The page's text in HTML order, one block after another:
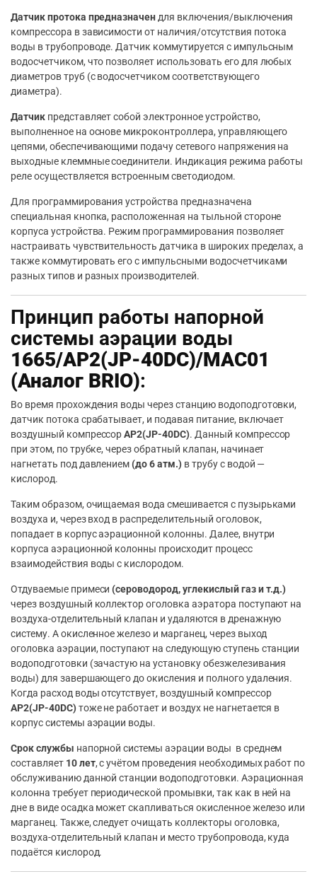
Датчик протока предназначендля включения/выключения
компрессора в зависимости от наличия/отсутствия потока
воды в трубопроводе. Датчик коммутируется с импульсным
водосчетчиком, что позволяет использовать его для любых
диаметров труб (с водосчетчиком соответствующего
диаметра).
Датчикпредставляет собой электронное устройство,
выполненное на основе микроконтроллера, управляющего
цепями, обеспечивающими подачу сетевого напряжения на
выходные клеммные соединители. Индикация режима работы
реле осуществляется встроенным светодиодом.
Для программирования устройства предназначена
специальная кнопка, расположенная на тыльной стороне
корпуса устройства. Режим программирования позволяет
настраивать чувствительность датчика в широких пределах, а
также коммутировать его с импульсными водосчетчиками
разных типов и разных производителей.
Принцип работы напорной
системы аэрации воды
1665/AP2(JP-40DC)/MAC01
(Аналог BRIO):
Во время прохождения воды через станцию водоподготовки,
датчик потока срабатывает, и подавая питание, включает
воздушный компрессорAP2(JP-40DC). Данный компрессор
при этом, по трубке, через обратный клапан, начинает
нагнетать под давлением (до 6 атм.)в трубу с водой —
кислород.
Таким образом, очищаемая вода смешивается с пузырьками
воздуха и, через вход в распределительный оголовок,
попадает в корпус аэрационной колонны. Далее, внутри
корпуса аэрационной колонны происходит процесс
взаимодействия воды с кислородом.
Отдуваемые примеси (сероводород, углекислый газ и т.д.)
через воздушный коллектор оголовка аэратора поступают на
воздуха-отделительный клапан и удаляются в дренажную
систему. А окисленное железо и марганец, через выход
оголовка аэрации, поступают на следующую ступень станции
водоподготовки (зачастую на установку обезжелезивания
воды) для завершающего до окисления и полного удаления.
Когда расход воды отсутствует, воздушный компрессор
AP2(JP-40DC)тоже не работает и воздух не нагнетается в
корпус системы аэрации воды.
Срок службы напорной системы аэрации воды в среднем
составляет 10 лет, с учётом проведения необходимых работ по
обслуживанию данной станции водоподготовки. Аэрационная
колонна требует периодической промывки, так как в ней на
дне в виде осадка может скапливаться окисленное железо или
марганец. Также, следует очищать коллекторы оголовка,
воздуха-отделительный клапан и место трубопровода, куда
подаётся кислород.